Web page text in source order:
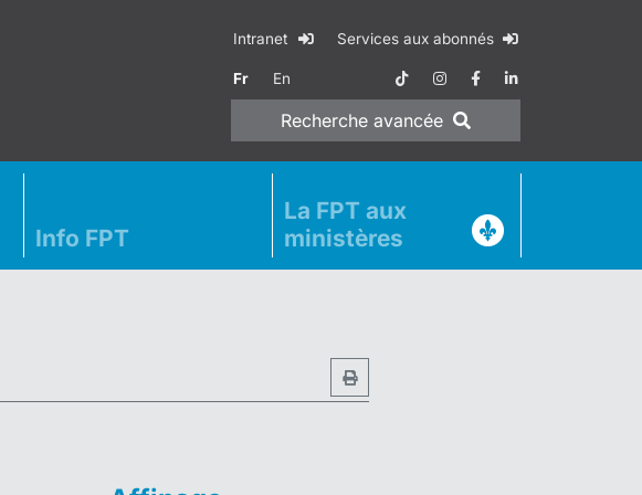
Intranet Services aux abonnés
Fr En
Recherche avancée
Info FPT
La FPT aux
ministères